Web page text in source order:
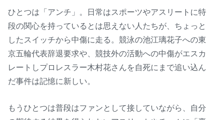
ひとつは「アンチ」。日常はスポーツやアスリートに特
段の関心を持っているとは思えない人たちが、ちょっと
したスイッチから中傷に走る。競泳の池江璃花子への東
京五輪代表辞退要求や、競技外の活動への中傷がエスカ
レートしプロレスラー木村花さんを自死にまで追い込ん
だ事件は記憶に新しい。
もうひとつは普段はファンとして接していながら、自分